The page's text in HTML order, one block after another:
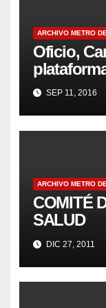
ARCHIVO METRO
Oficio,
personal
SEP 11, 2016
ARCHIVO METRO
COMITÉ
SALUD
DIC 27, 2011